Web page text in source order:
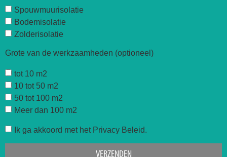
Spouwmuurisolatie
Bodemisolatie
Zolderisolatie
Grote van de werkzaamheden (optioneel)
tot 10 m2
10 tot 50 m2
50 tot 100 m2
Meer dan 100 m2
Ik ga akkoord met het Privacy Beleid.
VERZENDEN